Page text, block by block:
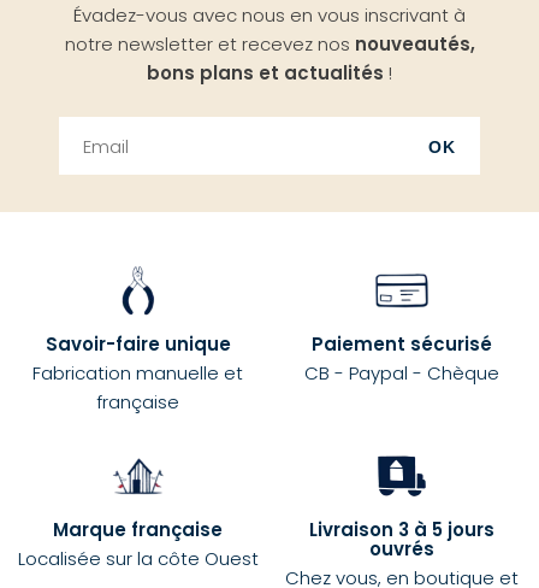
Évadez-vous avec nous en vous inscrivant à
notre newsletter et recevez nos nouveautés,
bons plans et actualités !
OK
Savoir-faire unique
Fabrication manuelle et
française
Paiement sécurisé
CB - Paypal - Chèque
Marque française
Localisée sur la côte Ouest
Livraison 3 à 5 jours
ouvrés
Chez vous, en boutique et